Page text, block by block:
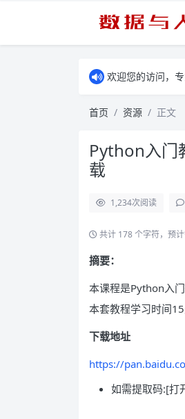
欢迎您的访问，
首页 资源 正文
Python入门
载
1,234次阅读
共计 178 个字符，预
摘要：
本课程是Python入
本套教程学习时间
下载地址
https://
如需提取码:[打